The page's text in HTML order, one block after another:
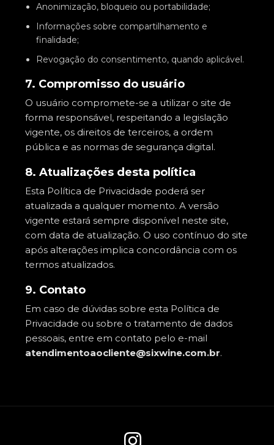
Anonimização, bloqueio ou portabilidade;
Informações sobre compartilhamento e
finalidade;
Revogação do consentimento, quando aplicável.
7. Compromisso do usuário
O usuário compromete-se a utilizar o site de
forma responsável, respeitando a legislação
vigente, os direitos de terceiros, a ordem
pública e as normas de segurança digital.
8. Atualizações desta política
Esta Política de Privacidade poderá ser
atualizada a qualquer momento. A versão
vigente estará sempre disponível neste site,
com data de atualização. O uso contínuo do site
após alterações implica concordância com os
termos atualizados.
9. Contato
Em caso de dúvidas sobre esta Política de
Privacidade ou sobre o tratamento de dados
pessoais, entre em contato pelo e-mail
atendimentoaocliente@sixwine.com.br.